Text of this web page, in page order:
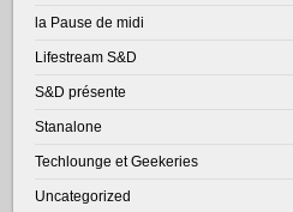
la Pause de midi
Lifestream S&D
S&D présente
Stanalone
Techlounge et Geekeries
Uncategorized